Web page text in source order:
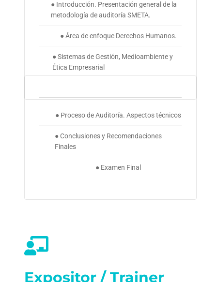
● Introducción. Presentación general de la
metodología de auditoría SMETA.
● Área de enfoque Derechos Humanos.
● Sistemas de Gestión, Medioambiente y
Ética Empresarial
● Proceso de Auditoría. Aspectos técnicos
● Conclusiones y Recomendaciones
Finales
● Examen Final
Expositor / Trainer